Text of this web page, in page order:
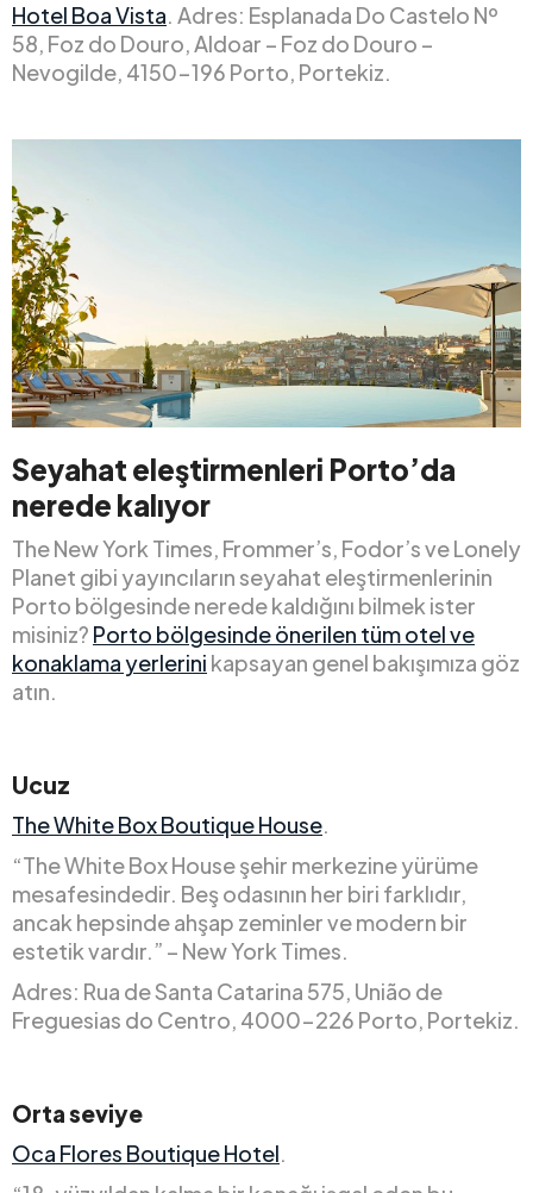
Hotel Boa Vista. Adres: Esplanada Do Castelo Nº
58, Foz do Douro, Aldoar – Foz do Douro –
Nevogilde, 4150-196 Porto, Portekiz.
Seyahat eleştirmenleri Porto’da
nerede kalıyor
The New York Times, Frommer’s, Fodor’s ve Lonely
Planet gibi yayıncıların seyahat eleştirmenlerinin
Porto bölgesinde nerede kaldığını bilmek ister
misiniz? Porto bölgesinde önerilen tüm otel ve
konaklama yerlerini kapsayan genel bakışımıza göz
atın.
Ucuz
The White Box Boutique House
“The White Box House şehir merkezine yürüme
mesafesindedir. Beş odasının her biri farklıdır,
ancak hepsinde ahşap zeminler ve modern bir
estetik vardır.” – New York Times.
Adres: Rua de Santa Catarina 575, União de
Freguesias do Centro, 4000-226 Porto, Portekiz.
Orta seviye
Oca Flores Boutique Hotel